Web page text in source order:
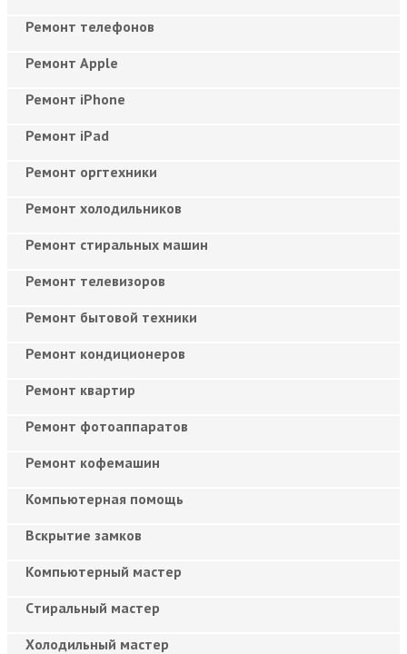
Ремонт телефонов
Ремонт Apple
Ремонт iPhone
Ремонт iPad
Ремонт оргтехники
Ремонт холодильников
Ремонт стиральных машин
Ремонт телевизоров
Ремонт бытовой техники
Ремонт кондиционеров
Ремонт квартир
Ремонт фотоаппаратов
Ремонт кофемашин
Компьютерная помощь
Вскрытие замков
Компьютерный мастер
Cтиральный мастер
Холодильный мастер